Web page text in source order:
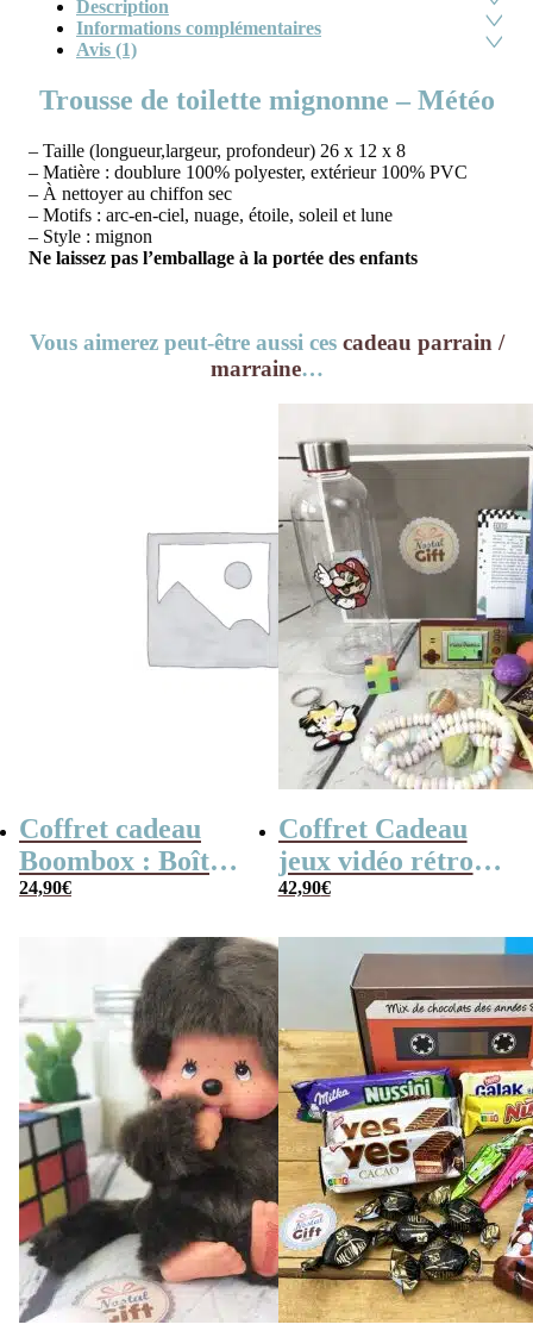
Description
Informations complémentaires
Avis (1)
Trousse de toilette mignonne – Météo
– Taille (longueur,largeur, profondeur) 26 x 12 x 8
– Matière : doublure 100% polyester, extérieur 100% PVC
– À nettoyer au chiffon sec
– Motifs : arc-en-ciel, nuage, étoile, soleil et lune
– Style : mignon
Ne laissez pas l’emballage à la portée des enfants
Vous aimerez peut-être aussi ces cadeau parrain /
marraine…
Coffret cadeau
Boombox : Boîte
bonbons des
Coffret bonbon
24,90€
Coffret Cadeau
jeux vidéo rétro
(avec sa console de
42,90€